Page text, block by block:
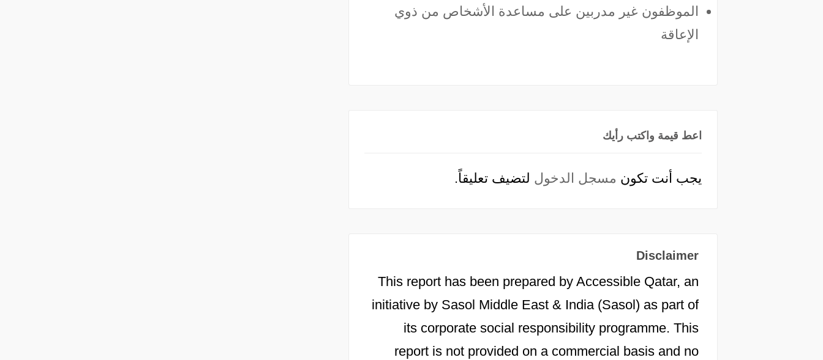
الموظفون غير مدربين على مساعدة الأشخاص من ذوي
الإعاقة
اعط قيمة واكتب رأيك
يجب أنت تكون مسجل الدخول لتضيف تعليقاً.
Disclaimer
This report has been prepared by Accessible Qatar, an
initiative by Sasol Middle East & India (Sasol) as part of
its corporate social responsibility programme. This
report is not provided on a commercial basis and no